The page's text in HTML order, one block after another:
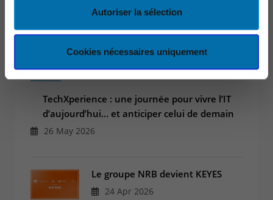
Autoriser la sélection
Cookies nécessaires uniquement
TechXperience : une journée pour vivre l’IT
d’aujourd’hui… et anticiper celui de demain
26 May 2026
Le groupe NRB devient KEYES
24 Apr 2026